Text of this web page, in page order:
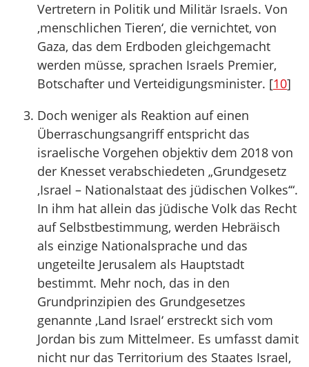
Vertretern in Politik und Militär Israels. Von
‚menschlichen Tieren‘, die vernichtet, von
Gaza, das dem Erdboden gleichgemacht
werden müsse, sprachen Israels Premier,
Botschafter und Verteidigungsminister. [10]
Doch weniger als Reaktion auf einen
Überraschungsangriff entspricht das
israelische Vorgehen objektiv dem 2018 von
der Knesset verabschiedeten „Grundgesetz
‚Israel – Nationalstaat des jüdischen Volkes‘“.
In ihm hat allein das jüdische Volk das Recht
auf Selbstbestimmung, werden Hebräisch
als einzige Nationalsprache und das
ungeteilte Jerusalem als Hauptstadt
bestimmt. Mehr noch, das in den
Grundprinzipien des Grundgesetzes
genannte ‚Land Israel‘ erstreckt sich vom
Jordan bis zum Mittelmeer. Es umfasst damit
nicht nur das Territorium des Staates Israel,